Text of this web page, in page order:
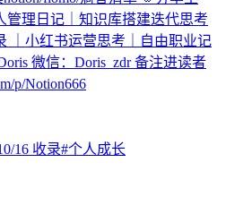
管理日记｜知识库搭建迭代思考
｜小红书运营思考｜自由职业记
微信：Doris_zdr 备注进读者
p/Notion666
16 收录#个人成长